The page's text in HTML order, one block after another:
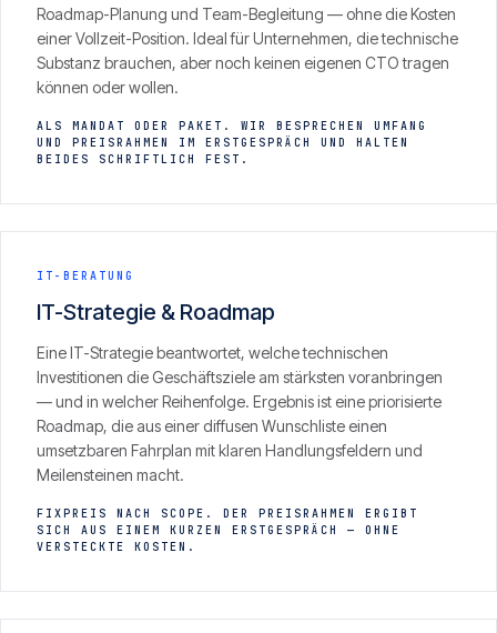
Roadmap-Planung und Team-Begleitung — ohne die Kosten
einer Vollzeit-Position. Ideal für Unternehmen, die technische
Substanz brauchen, aber noch keinen eigenen CTO tragen
können oder wollen.
ALS MANDAT ODER PAKET. WIR BESPRECHEN UMFANG
UND PREISRAHMEN IM ERSTGESPRÄCH UND HALTEN
BEIDES SCHRIFTLICH FEST.
IT-BERATUNG
IT-Strategie & Roadmap
Eine IT-Strategie beantwortet, welche technischen
Investitionen die Geschäftsziele am stärksten voranbringen
— und in welcher Reihenfolge. Ergebnis ist eine priorisierte
Roadmap, die aus einer diffusen Wunschliste einen
umsetzbaren Fahrplan mit klaren Handlungsfeldern und
Meilensteinen macht.
FIXPREIS NACH SCOPE. DER PREISRAHMEN ERGIBT
SICH AUS EINEM KURZEN ERSTGESPRÄCH — OHNE
VERSTECKTE KOSTEN.